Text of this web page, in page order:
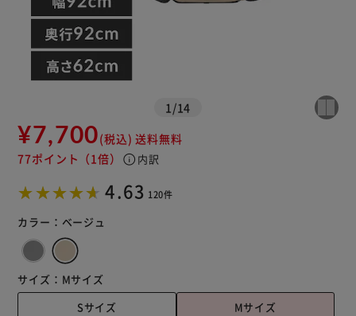
1 /14
¥7,700(税込) 送料無料
77ポイント （1倍） info 内訳
4.63 120件
カラー： ベージュ
サイズ： Mサイズ
Sサイズ
Mサイズ
カートに入れる